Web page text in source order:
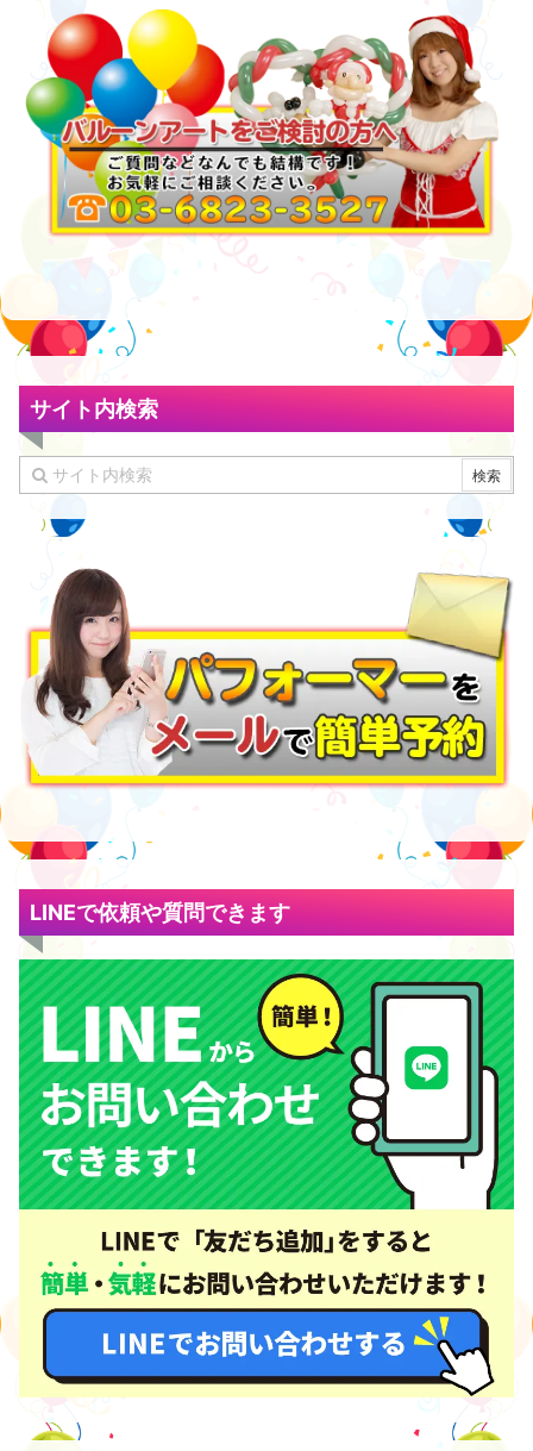
サイト内検索
LINEで依頼や質問できます